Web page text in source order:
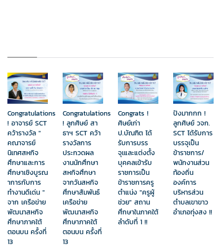
Congratulations
! อาจารย์ SCT
คว้ารางวัล "
คณาจารย์
นิเทศสหกิจ
ศึกษาและการ
ศึกษาเชิงบูรณ
าการกับการ
ทำงานดีเด่น "
จาก เครือข่าย
พัฒนาสหกิจ
ศึกษาภาคใต้
ตอนบน ครั้งที่
13
Congratulations
! ลูกศิษย์ สา
ธาฯ SCT คว้า
รางวัลการ
ประกวดผล
งานนักศึกษา
สหกิจศึกษา
จากวันสหกิจ
ศึกษาสัมพันธ์
เครือข่าย
พัฒนาสหกิจ
ศึกษาภาคใต้
ตอนบน ครั้งที่
13
Congrats !
ศิษย์เก่า
ป.บัณฑิต ได้
รับการบรร
จุเและแต่งตั้ง
บุคคลเข้ารับ
ราชการเป็น
ข้าราชการครู
ตำแน่ง "ครูผู้
ช่วย" สถาน
ศึกษาในภาคใต้
ลำดับที่ 1 !!
ปังมากกก !
ลูกศิษย์ วจก.
SCT ได้รับการ
บรรจุเป็น
ข้าราชการ/
พนักงานส่วน
ท้องถิ่น
องค์การ
บริหารส่วน
ตำบลเขาขาว
อำเภอทุ่งสง !!